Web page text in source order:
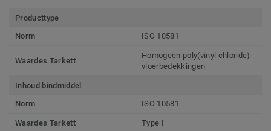
Producttype
Norm
ISO 10581
Waardes Tarkett
Homogeen poly(vinyl chloride)
vloerbedekkingen
Inhoud bindmiddel
Norm
ISO 10581
Waardes Tarkett Type I